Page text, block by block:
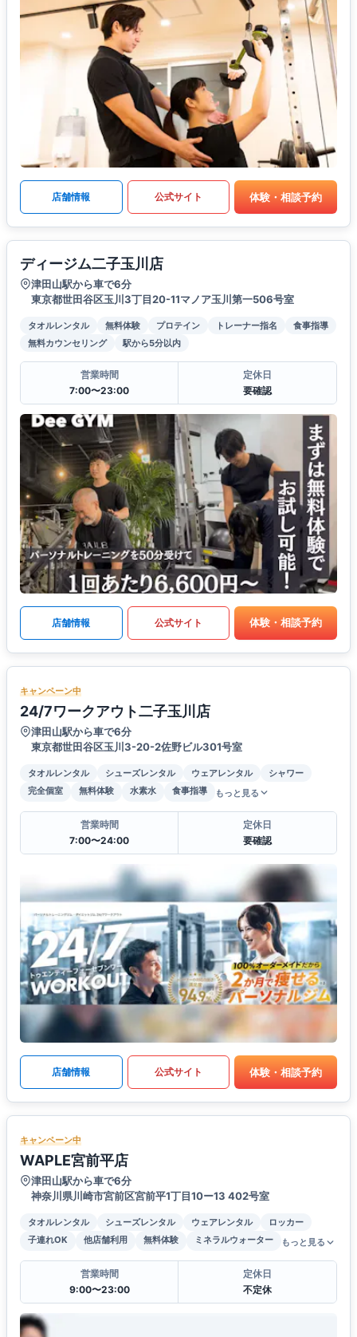
店舗情報 公式サイト 体験・相談予約
ディージム二子玉川店
津田山駅から車で6分
東京都世田谷区玉川3丁目20-11マノア玉川第一506号室
タオルレンタル 無料体験 プロテイン トレーナー指名
食事指導
無料カウンセリング
駅から5分以内
営業時間
7:00〜23:00
定休日
要確認
店舗情報 公式サイト 体験・相談予約
キャンペーン中
24/7ワークアウト二子玉川店
津田山駅から車で6分
東京都世田谷区玉川3-20-2佐野ビル301号室
タオルレンタル シューズレンタル ウェアレンタル
シャワー
完全個室
無料体験 水素水 食事指導 もっと見る
営業時間
7:00〜24:00
定休日
要確認
店舗情報 公式サイト 体験・相談予約
キャンペーン中
WAPLE宮前平店
津田山駅から車で6分
神奈川県川崎市宮前区宮前平1丁目10ー13 402号室
タオルレンタル シューズレンタル ウェアレンタル
ロッカー
子連れOK
他店舗利用 無料体験 ミネラルウォーター もっと見る
営業時間
9:00〜23:00
定休日
不定休